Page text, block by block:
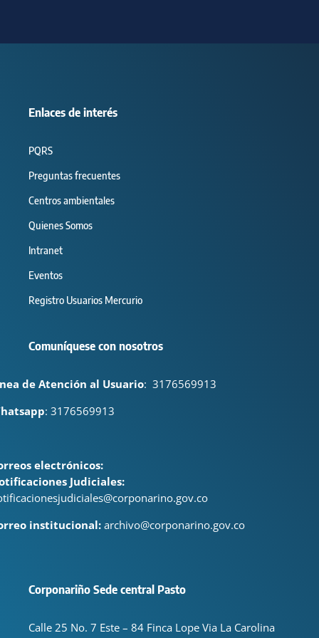
Enlaces de interés
PQRS
Preguntas frecuentes
Centros ambientales
Quienes Somos
Intranet
Eventos
Registro Usuarios Mercurio
Comuníquese con nosotros
de Atención al Usuario: 3176569913
: 3176569913
electrónicos:
Judiciales:
institucional: archivo@corponarino.gov.co
Corponariño Sede central Pasto
Calle 25 No. 7 Este – 84 Finca Lope Via La Carolina